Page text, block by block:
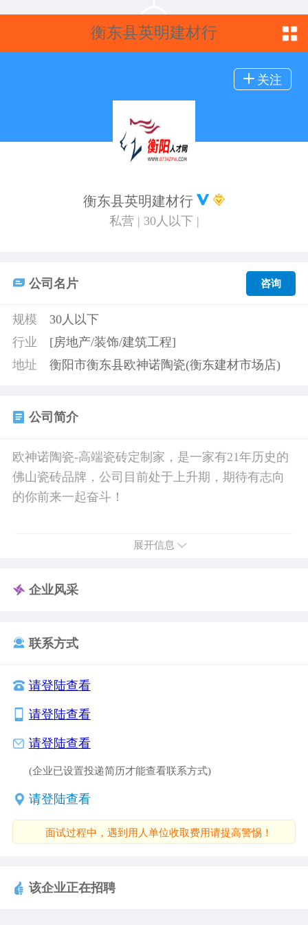
衡东县英明建材行
关注
衡东县英明建材行
私营 | 30人以下 |
公司名片 咨询
规模
30人以下
行业
[房地产/装饰/建筑工程]
地址
衡阳市衡东县欧神诺陶瓷(衡东建材市场店)
公司简介
欧神诺陶瓷-高端瓷砖定制家，是一家有21年历史的
佛山瓷砖品牌，公司目前处于上升期，期待有志向
的你前来一起奋斗！
展开信息
企业风采
联系方式
请登陆查看
请登陆查看
请登陆查看
(企业已设置投递简历才能查看联系方式)
请登陆查看
面试过程中，遇到用人单位收取费用请提高警惕！
该企业正在招聘